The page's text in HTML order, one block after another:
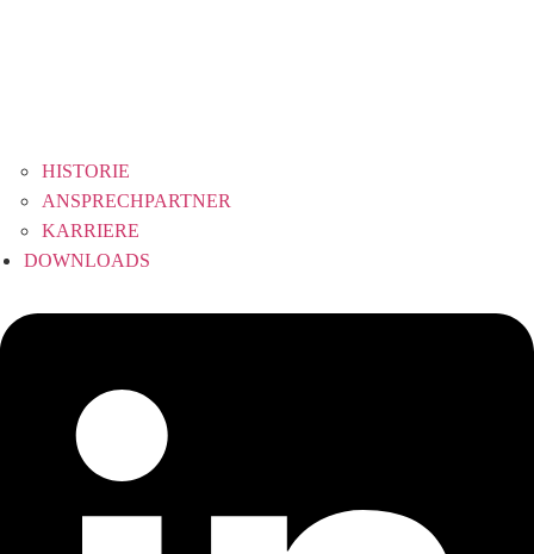
HISTORIE
ANSPRECHPARTNER
KARRIERE
DOWNLOADS